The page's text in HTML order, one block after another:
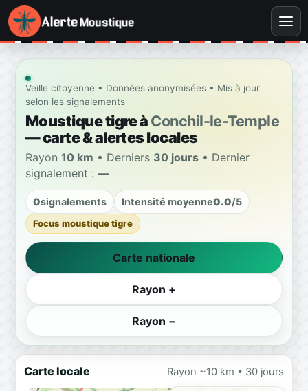
Veille citoyenne • Données anonymisées • Mis à jour
selon les signalements
Moustique tigre àConchil-le-Temple
— carte & alertes locales
Rayon 10 km • Derniers 30 jours • Dernier
signalement : —
0signalements Intensité moyenne0.0/5
Focus moustique tigre
Carte nationale
Rayon +
Rayon −
Carte locale Rayon ~10 km • 30 jours